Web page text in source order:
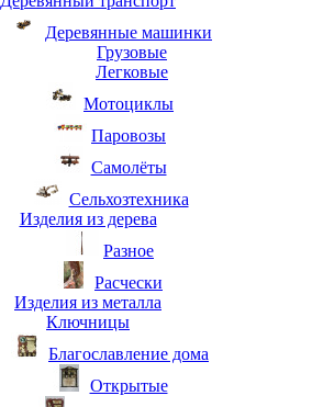
Деревянные машинки
Грузовые
Легковые
Мотоциклы
Паровозы
Самолёты
Сельхозтехника
Изделия из дерева
Разное
Расчески
Изделия из металла
Ключницы
Благославление дома
Открытые